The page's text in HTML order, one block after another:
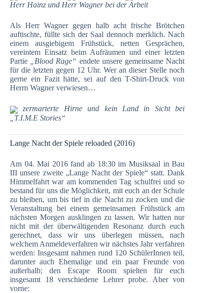
Herr Hainz und Herr Wagner bei der Arbeit
Als Herr Wagner gegen halb acht frische Brötchen
auftischte, füllte sich der Saal dennoch merklich. Nach
einem ausgiebigem Frühstück, netten Gesprächen,
vereintem Einsatz beim Aufräumen und einer letzten
Partie
„Blood Rage“ endete unsere gemeinsame Nacht
für die letzten gegen 12 Uhr. Wer an dieser Stelle noch
gerne ein Fazit hätte, sei auf den T-Shirt-Druck von
Herrn Wagner verwiesen…
zermarterte Hirne und kein Land in Sicht bei
„T.I.M.E Stories“
Lange Nacht der Spiele reloaded (2016)
Am 04. Mai 2016 fand ab 18:30 im Musiksaal in Bau
III unsere zweite „Lange Nacht der Spiele“ statt. Dank
Himmelfahrt war am kommenden Tag schulfrei und so
bestand für uns die Möglichkeit, mit euch an der Schule
zu bleiben, um bis tief in die Nacht zu zocken und die
Veranstaltung bei einem gemeinsamen Frühstück am
nächsten Morgen ausklingen zu lassen. Wir hatten nur
nicht mit der überwältigenden Resonanz durch euch
gerechnet, dass wir uns überlegen müssen, nach
welchem Anmeldeverfahren wir nächstes Jahr verfahren
werden: Insgesamt nahmen rund 120 SchülerInnen teil,
darunter auch Ehemalige und ein paar Freunde von
außerhalb; den Escape Room spielten für euch
insgesamt 18 verschiedene Lehrer probe. Aber von
vorne: